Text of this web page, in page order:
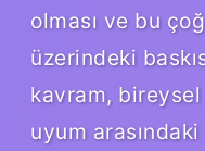
olması ve bu
üzerindeki
kavram,
uyum